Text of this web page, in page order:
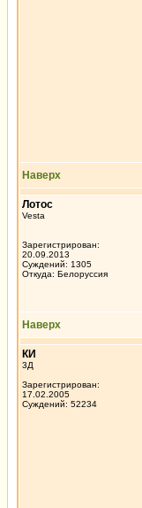
Наверх
Лотос
Vesta
Зарегистрирован:
20.09.2013
Суждений: 1305
Откуда: Белоруссия
Наверх
КИ
3Д
Зарегистрирован:
17.02.2005
Суждений: 52234